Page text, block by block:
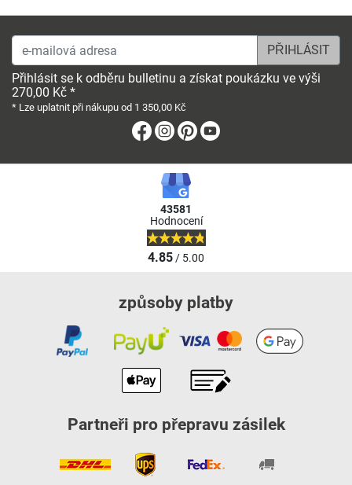
e-mailová adresa
Přihlásit se k odběru bulletinu a získat poukázku ve výši
270,00 Kč *
* Lze uplatnit při nákupu od 1 350,00 Kč
Facebook
Instagram
Pinterest
43581
Hodnocení
4.85/ 5.00
způsoby platby
Partneři pro přepravu zásilek